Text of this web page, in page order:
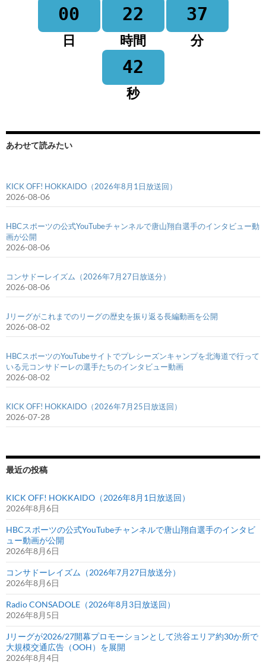
00
日
22
時間
37
分
42
秒
あわせて読みたい
KICK OFF! HOKKAIDO（2026年8月1日放送回）
2026-08-06
HBCスポーツの公式YouTubeチャンネルで唐山翔自選手のインタビュー動
画が公開
2026-08-06
コンサドーレイズム（2026年7月27日放送分）
2026-08-06
Jリーグがこれまでのリーグの歴史を振り返る長編動画を公開
2026-08-02
HBCスポーツのYouTubeサイトでプレシーズンキャンプを北海道で行って
いる元コンサドーレの選手たちのインタビュー動画
2026-08-02
KICK OFF! HOKKAIDO（2026年7月25日放送回）
2026-07-28
最近の投稿
KICK OFF! HOKKAIDO（2026年8月1日放送回）
2026年8月6日
HBCスポーツの公式YouTubeチャンネルで唐山翔自選手のインタビ
ュー動画が公開
2026年8月6日
コンサドーレイズム（2026年7月27日放送分）
2026年8月6日
Radio CONSADOLE（2026年8月3日放送回）
2026年8月5日
Jリーグが2026/27開幕プロモーションとして渋谷エリア約30か所で
大規模交通広告（OOH）を展開
2026年8月4日